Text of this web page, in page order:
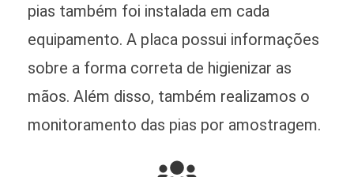
pias também foi instalada em cada
equipamento. A placa possui informações
sobre a forma correta de higienizar as
mãos. Além disso, também realizamos o
monitoramento das pias por amostragem.